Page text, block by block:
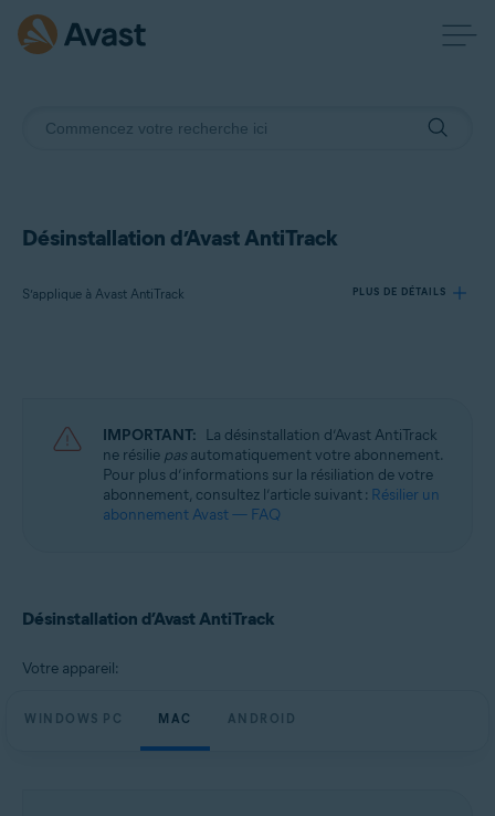
Désinstallation d’Avast AntiTrack
S’applique à Avast AntiTrack PLUS DE DÉTAILS
Systèmes d'exploitation:
Windows, MacOS et Android
IMPORTANT: La désinstallation d’Avast AntiTrack
ne résilie pasautomatiquement votre abonnement.
Pour plus d’informations sur la résiliation de votre
abonnement, consultez l’article suivant : Résilier un
abonnement Avast — FAQ
Désinstallation d’Avast AntiTrack
Votre appareil:
WINDOWS PC MAC ANDROID